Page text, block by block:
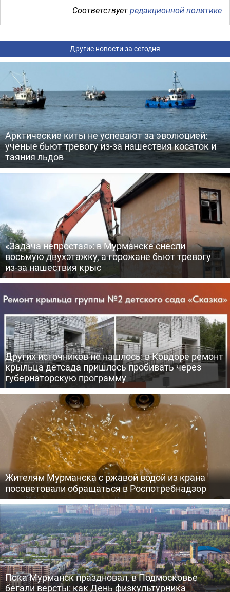
Соответствуетредакционной политике
Другие новости за сегодня
Арктические киты не успевают за эволюцией:
ученые бьют тревогу из-за нашествия косаток и
таяния льдов
«Задача непростая»: в Мурманске снесли
восьмую двухэтажку, а горожане бьют тревогу
из-за нашествия крыс
Других источников не нашлось: в Ковдоре ремонт
крыльца детсада пришлось пробивать через
губернаторскую программу
Жителям Мурманска с ржавой водой из крана
посоветовали обращаться в Роспотребнадзор
Пока Мурманск праздновал, в Подмосковье
бегали версты: как День физкультурника